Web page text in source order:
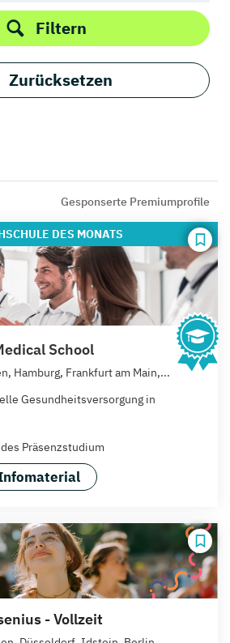
Filtern
Zurücksetzen
Gesponserte Premiumprofile
DES MONATS
School
Hamburg, Frankfurt am Main,...
Gesundheitsversorgung in
Präsenzstudium
- Vollzeit